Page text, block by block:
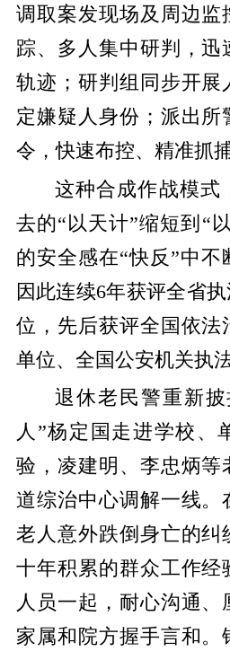
调取案发现场及周边监
踪、多人集中研判，迅
轨迹；研判组同步开展
定嫌疑人身份；派出所
令，快速布控、精准抓捕
这种合成作战模式
去的“以天计”缩短到“
的安全感在“快反”中
因此连续6年获评全省
位，先后获评全国依法
单位、全国公安机关执
退休老民警重新
人”杨定国走进学校、
验，凌建明、李忠炳等
道综治中心调解一线。
老人意外跌倒身亡的纠
十年积累的群众工作经
人员一起，耐心沟通
家属和院方握手言和。